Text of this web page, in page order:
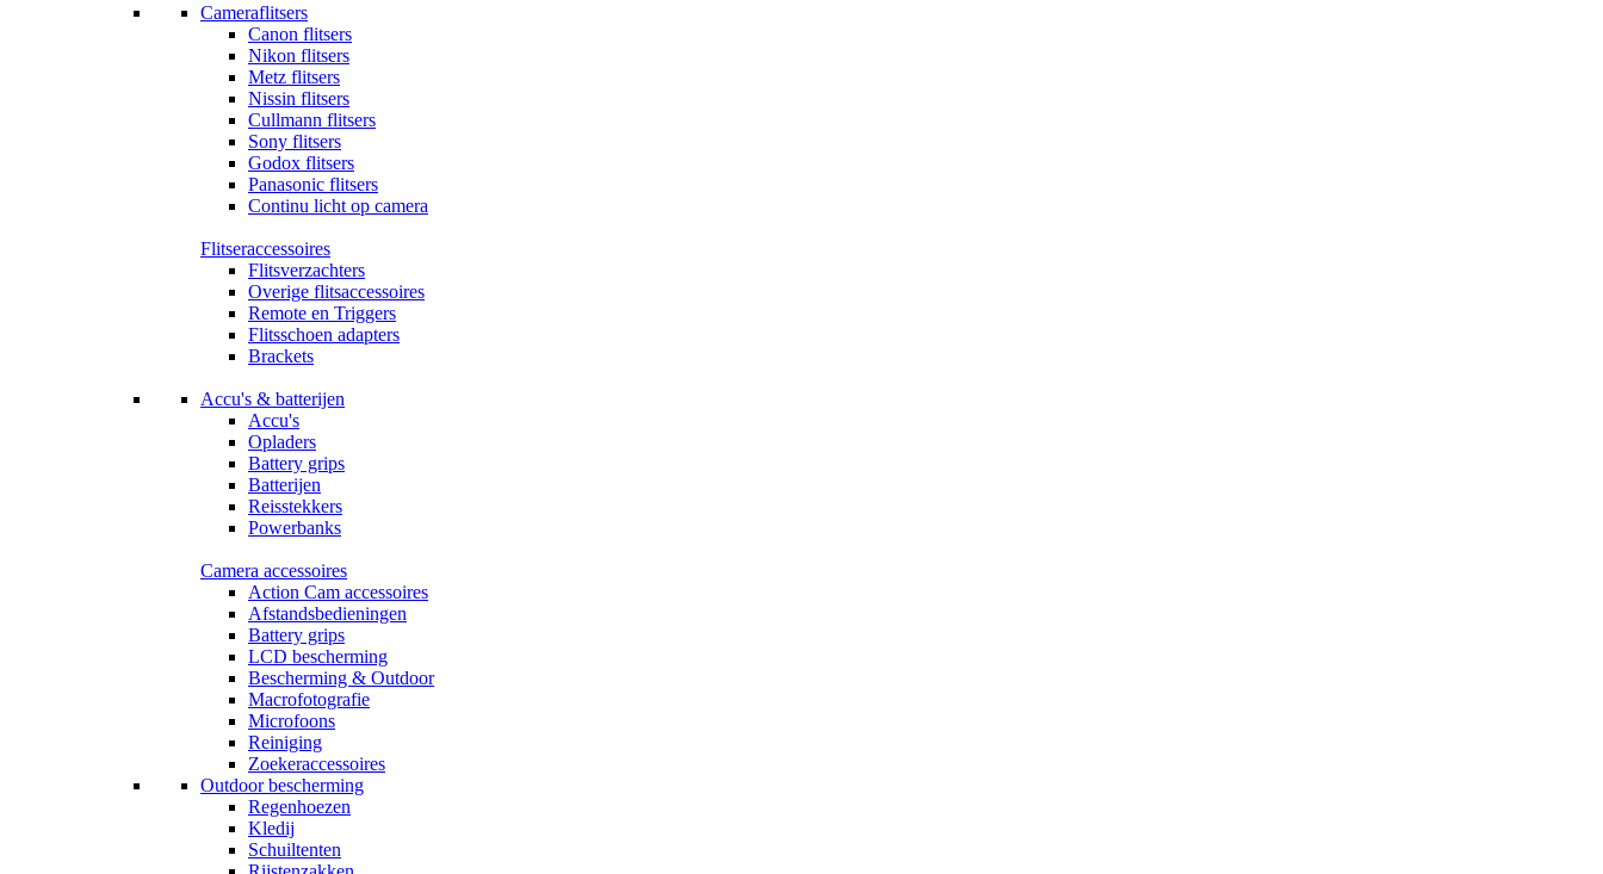
Cameraflitsers
Canon flitsers
Nikon flitsers
Metz flitsers
Nissin flitsers
Cullmann flitsers
Sony flitsers
Godox flitsers
Panasonic flitsers
Continu licht op camera
Flitseraccessoires
Flitsverzachters
Overige flitsaccessoires
Remote en Triggers
Flitsschoen adapters
Brackets
Accu's & batterijen
Accu's
Opladers
Battery grips
Batterijen
Reisstekkers
Powerbanks
Camera accessoires
Action Cam accessoires
Afstandsbedieningen
Battery grips
LCD bescherming
Bescherming & Outdoor
Macrofotografie
Microfoons
Reiniging
Zoekeraccessoires
Outdoor bescherming
Regenhoezen
Kledij
Schuiltenten